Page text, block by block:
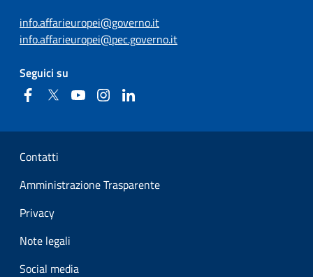
info.affarieuropei@governo.it
info.affarieuropei@pec.governo.it
Seguici su
FacebookTwitter YouTubeInstagram
Sezione Link Utili
Contatti
Amministrazione Trasparente
Privacy
Note legali
Social media